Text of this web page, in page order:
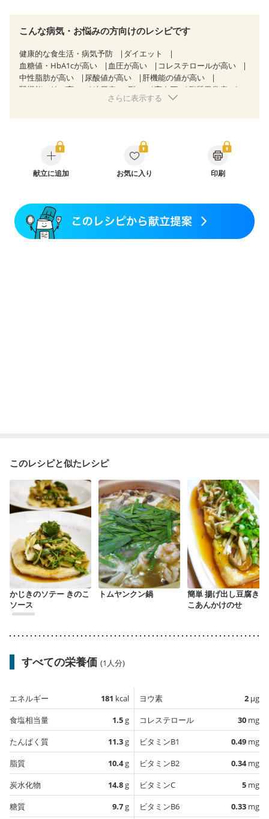
こんな病気・お悩みの方向けのレシピです
健康的な食生活・病気予防
ダイエット
血糖値・HbA1cが高い
血圧が高い
コレステロールが高い
中性脂肪が高い
尿酸値が高い
肝機能の値が高い
腎機能の値が高い
糖尿病（2型） 高血圧
脂質異常症
狭心症 心筋梗塞
糖尿病性腎症（第３期）
CKD（ステージ１）
CKD（ステージ２）
CKD（ステージ３a）
乳がん（抗がん剤治療中）
乳がん（ホルモン療法中）
飲み込みにくい
骨粗しょう症
関節リウマチ 乾癬
低栄養予防
貧血対策
さらに表示する
献立に追加 お気に入り 印刷
このレシピと似たレシピ
かじきのソテー きのこ
ソース
トムヤンクン鍋
簡単 揚げ出し豆腐きの
こあんかけのせ
すべての栄養価 (1人分)
エネルギー 181 kcal
食塩相当量
1.5g
たんぱく質
11.3g
脂質
10.4g
炭水化物
14.8g
糖質
9.7g
ヨウ素 2 µg
コレステロール
30 mg
ビタミンB1
0.49 mg
ビタミンB2
0.34mg
ビタミンC
5 mg
ビタミンB6
0.33 mg